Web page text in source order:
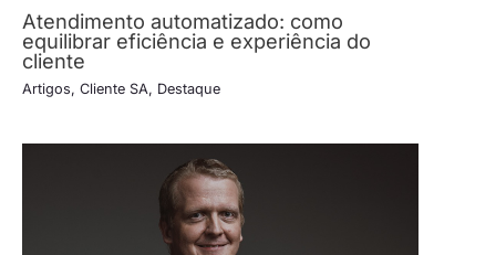
Atendimento automatizado: como
equilibrar eficiência e experiência do
cliente
Artigos, Cliente SA, Destaque